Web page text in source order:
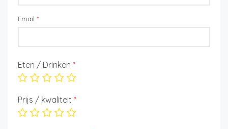
Email *
Eten / Drinken *
Prijs / kwaliteit *